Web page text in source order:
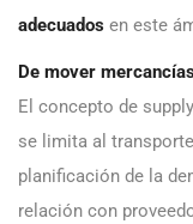
adecuados en este
De mover
El concepto de
se limita al
planificación de la
relación con